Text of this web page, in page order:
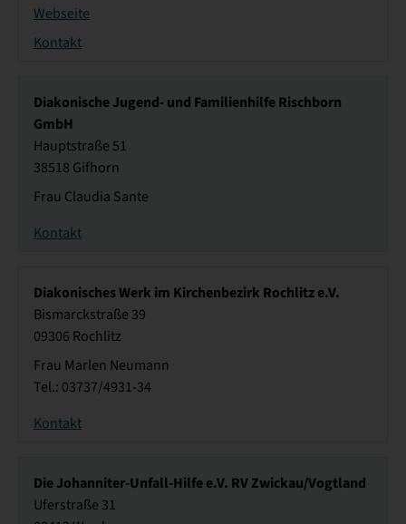
Webseite
Kontakt
Diakonische Jugend- und Familienhilfe Rischborn
GmbH
Hauptstraße 51
38518 Gifhorn
Frau Claudia Sante
Kontakt
Diakonisches Werk im Kirchenbezirk Rochlitz e.V.
Bismarckstraße 39
09306 Rochlitz
Frau Marlen Neumann
Tel.: 03737/4931-34
Kontakt
Die Johanniter-Unfall-Hilfe e.V. RV Zwickau/Vogtland
Uferstraße 31